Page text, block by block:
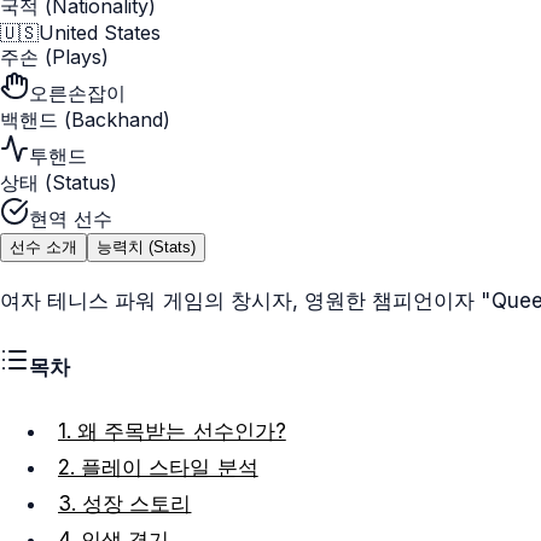
국적 (Nationality)
🇺🇸United States
주손 (Plays)
오른손잡이
백핸드 (Backhand)
투핸드
상태 (Status)
현역 선수
선수 소개 능력치 (Stats)
여자 테니스 파워 게임의 창시자, 영원한 챔피언이자
목차
1. 왜 주목받는 선수인가?
2. 플레이 스타일 분석
3. 성장 스토리